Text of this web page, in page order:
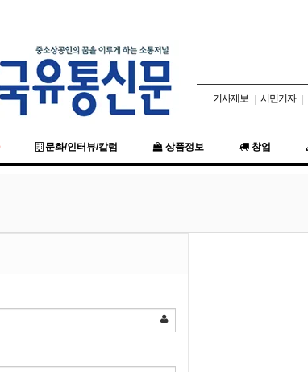
기사제보 | 시민기자 |
문화/인터뷰/칼럼 상품정보 창업